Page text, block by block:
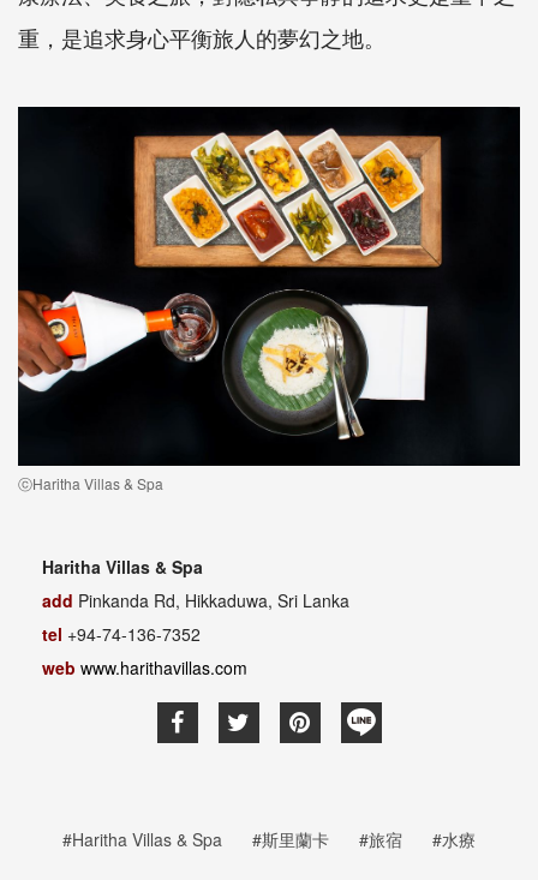
重，是追求身心平衡旅人的夢幻之地。
ⓒHaritha Villas & Spa
Haritha Villas & Spa
add Pinkanda Rd, Hikkaduwa, Sri Lanka
tel +94-74-136-7352
web www.harithavillas.com
#Haritha Villas & Spa #斯里蘭卡 #旅宿 #水療